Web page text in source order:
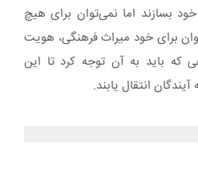
بسازند اما نمی‌توان برای هیچ
برای خود میراث فرهنگی، هویت
که باید به آن توجه کرد تا این
انتقال یابند.